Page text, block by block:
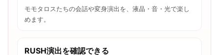
モモタロスたちの会話や変身演出を、液晶・音・光で楽し
めます。
RUSH演出を確認できる